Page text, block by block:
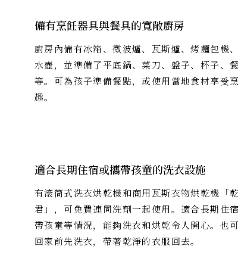
備有烹飪器具與餐具的寬敞廚房
廚房內備有冰箱、微波爐、瓦斯爐、烤麵包機
水壺，並準備了平底鍋、菜刀、盤子、杯子、
等。可為孩子準備餐點，或使用當地食材享受
趣。
適合長期住宿或攜帶孩童的洗衣設施
有滾筒式洗衣烘乾機和商用瓦斯衣物烘乾機「
君」，可免費連同洗劑一起使用。適合長期住
帶孩童等情況，能夠洗衣和烘乾令人開心。也
回家前先洗衣，帶著乾淨的衣服回去。